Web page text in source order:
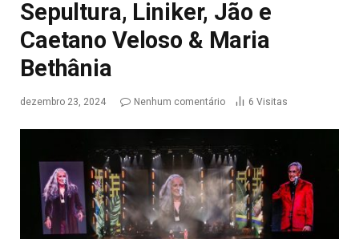
Sepultura, Liniker, Jão e
Caetano Veloso & Maria
Bethânia
dezembro 23, 2024 Nenhum comentário 6 Visitas